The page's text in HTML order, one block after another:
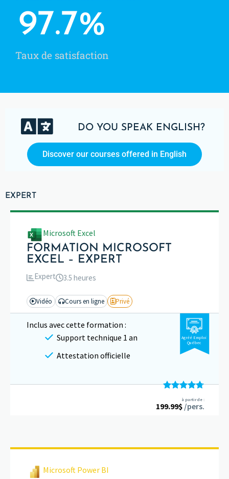
Taux de satisfaction
97.7%
DO YOU SPEAK ENGLISH?
Discover our courses offered in English
EXPERT
Microsoft Excel
FORMATION MICROSOFT
EXCEL – EXPERT
Expert 3.5 heures
Vidéo Cours en ligne Privé
Inclus avec cette formation :
Support technique 1 an
Attestation officielle
Agréé Emploi
Québec
Note4.67
sur 5
à partir de :
199.99$ /pers.
Microsoft Power BI